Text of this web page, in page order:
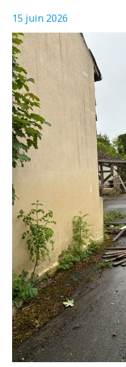
15 juin 2026